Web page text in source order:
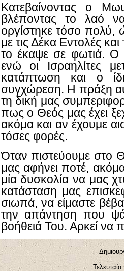
Κατεβαίνοντας ο
βλέποντας το λαό να
οργίστηκε τόσο πολύ,
με τις Δέκα Εντολές
το έκαψε σε φωτιά.
ενώ οι Ισραηλίτες
κατάπτωση και ο
συγχώρεση. Η πράξη
τη δική μας
πως ο Θεός μας έχει
ακόμα και αν έχουμε
τόσες φορές.
Όταν πιστεύουμε στο
μας αφήνει ποτέ,
μία δυσκολία να μας
κατάσταση μας
σιωπά, να είμαστε
την απάντηση που
βοήθειά Του. Αρκεί να